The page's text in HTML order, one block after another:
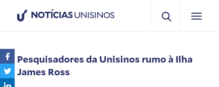
NOTÍCIASUNISINOS
Pesquisadores da Unisinos rumo à Ilha
James Ross